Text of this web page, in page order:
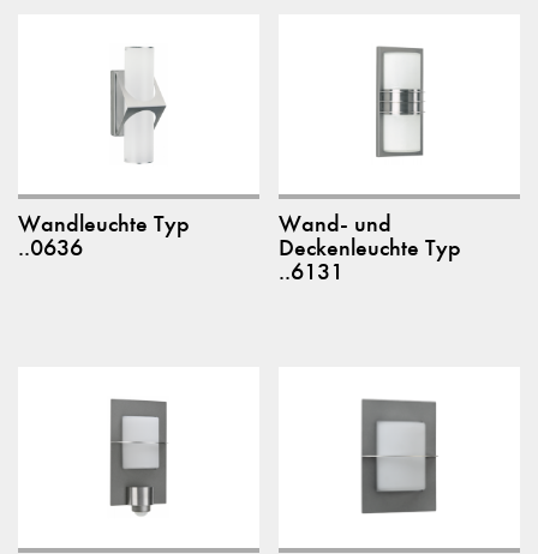
Wandleuchte Typ
..0636
Wand- und
Deckenleuchte Typ
..6131